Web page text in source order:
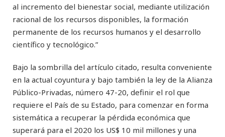
al incremento del bienestar social, mediante utilización
racional de los recursos disponibles, la formación
permanente de los recursos humanos y el desarrollo
científico y tecnológico.”
Bajo la sombrilla del artículo citado, resulta conveniente
en la actual coyuntura y bajo también la ley de la Alianza
Público-Privadas, número 47-20, definir el rol que
requiere el País de su Estado, para comenzar en forma
sistemática a recuperar la pérdida económica que
superará para el 2020 los US$ 10 mil millones y una